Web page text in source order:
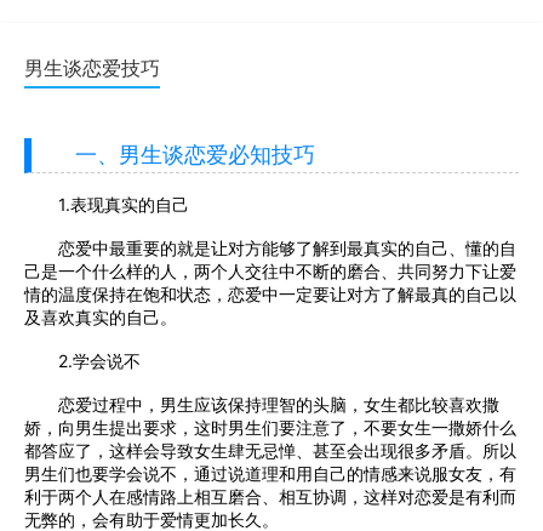
男生谈恋爱技巧
一、男生谈恋爱必知技巧
1.表现真实的自己
恋爱中最重要的就是让对方能够了解到最真实的自己、懂的自
己是一个什么样的人，两个人交往中不断的磨合、共同努力下让爱
情的温度保持在饱和状态，恋爱中一定要让对方了解最真的自己以
及喜欢真实的自己。
2.学会说不
恋爱过程中，男生应该保持理智的头脑，女生都比较喜欢撒
娇，向男生提出要求，这时男生们要注意了，不要女生一撒娇什么
都答应了，这样会导致女生肆无忌惮、甚至会出现很多矛盾。所以
男生们也要学会说不，通过说道理和用自己的情感来说服女友，有
利于两个人在感情路上相互磨合、相互协调，这样对恋爱是有利而
无弊的，会有助于爱情更加长久。